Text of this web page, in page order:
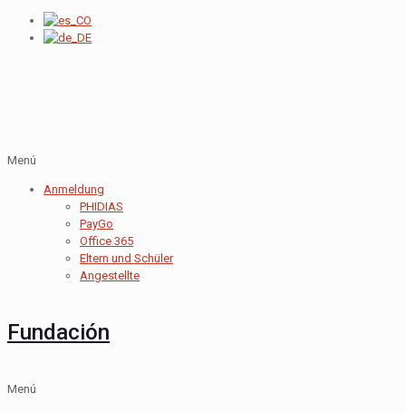
Menú
Anmeldung
PHIDIAS
PayGo
Office 365
Eltern und Schüler
Angestellte
Fundación
Menú